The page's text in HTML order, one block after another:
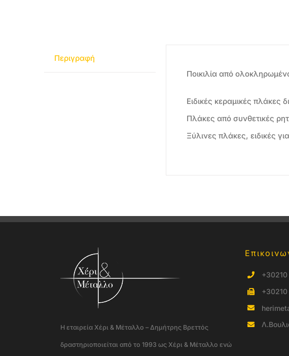
Περιγραφή
Ποικιλία από
Ειδικές κεραμικές
Πλάκες από συνθετικές
Ξύλινες πλάκες, ειδικές
Η εταιρεία Χέρι & Μέταλλο – Δημήτρης Βρεττός
δραστηριοποιείται από το 1993 ως Χέρι & Μέταλλο ενώ